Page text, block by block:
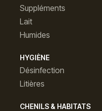
Suppléments
Lait
Humides
HYGIÈNE
Désinfection
Litières
CHENILS & HABITATS